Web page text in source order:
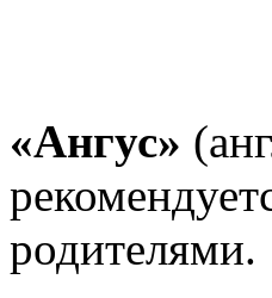
«Ангус»
родителями.